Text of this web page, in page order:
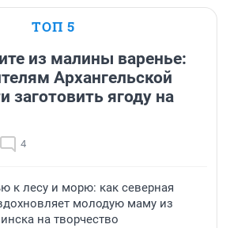
ТОП 5
из малины варенье:
Архангельской
заготовить ягоду на
4
к лесу и морю: как северная
молодую маму из
на творчество